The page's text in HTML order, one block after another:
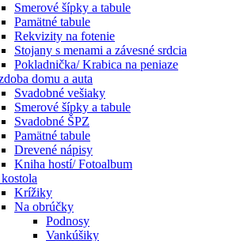
Smerové šípky a tabule
Pamätné tabule
Rekvizity na fotenie
Stojany s menami a závesné srdcia
Pokladnička/ Krabica na peniaze
domu a auta
Svadobné vešiaky
Smerové šípky a tabule
Svadobné ŠPZ
Pamätné tabule
Drevené nápisy
Kniha hostí/ Fotoalbum
Krížiky
Na obrúčky
Podnosy
Vankúšiky